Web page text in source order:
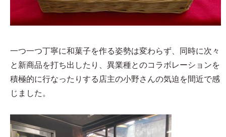
一つ一つ丁寧に和菓子を作る姿勢は変わらず、同時に次々
と新商品を打ち出したり、異業種とのコラボレーションを
積極的に行なったりする店主の小野さんの気迫を間近で感
じました。